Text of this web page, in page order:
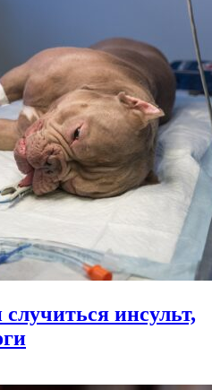
инсульт,